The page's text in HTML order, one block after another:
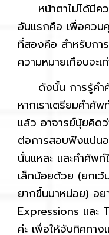
หน้าตาไม่ได้มี
อันแรกคือ เพื่อควบ
ที่สองคือ สำหรับกา
ความหมายเกือบจะ
ดังนั้น การรู้ค
หากเราเตรียมคำศั
แล้ว อาจารย์นุ้ยคิด
ต่อการสอบฟังแน่น
นั่นแหละ และคำศัพ
เล็กน้อยด้วย (ยกเว้
ยากขึ้นมาหน่อย) อย
Expressions และ
ค่ะ เพื่อให้จับทิศทา